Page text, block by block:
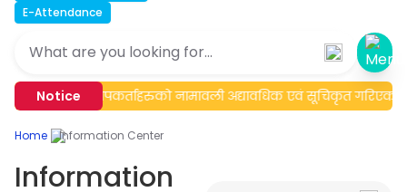
E-Attendance
Notice
मेलमिलापकर्ताहरुको नामावली अद्यावधिक एवं सूचिकृत गरिएको
Home Information Center
Information